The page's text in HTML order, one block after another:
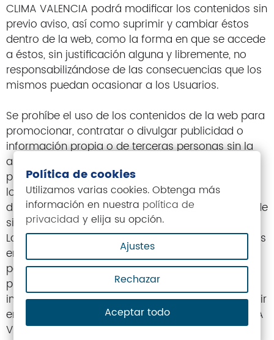
CLIMA VALENCIA podrá modificar los contenidos sin
previo aviso, así como suprimir y cambiar éstos
dentro de la web, como la forma en que se accede
a éstos, sin justificación alguna y libremente, no
responsabilizándose de las consecuencias que los
mismos puedan ocasionar a los Usuarios.
Se prohíbe el uso de los contenidos de la web para
promocionar, contratar o divulgar publicidad o
información propia o de terceras personas sin la
autorización de CLIMA VALENCIA, ni remitir
publicidad o información valiéndose para ello de
los servicios o información que se ponen a
disposición de los usuarios, independientemente de
si la utilización es gratuita o no.
Los enlaces o hiperenlaces que incorporen terceros
en sus páginas web, dirigidos a esta web, serán
para la apertura de la página web completa, no
pudiendo manifestar, directa o indirectamente,
indicaciones falsas, inexactas o confusas, ni incurrir
en acciones desleales o ilícitas en contra de CLIMA
VALENCIA.
Política de cookies
Utilizamos varias cookies. Obtenga más
información en nuestra política de
privacidad y elija su opción.
Ajustes
Rechazar
Aceptar todo